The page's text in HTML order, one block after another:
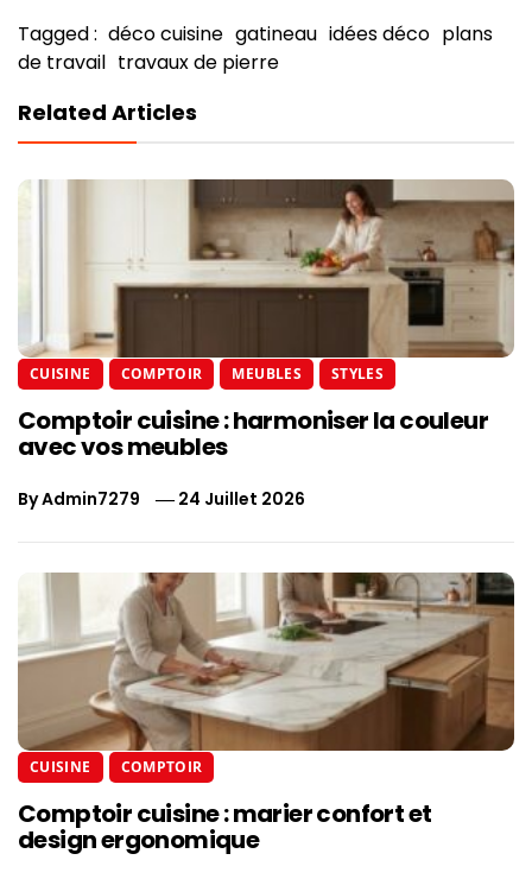
Tagged : déco cuisine gatineau idées déco plans
de travail travaux de pierre
Related Articles
CUISINE COMPTOIR MEUBLES STYLES
Comptoir cuisine : harmoniser la couleur
avec vos meubles
ByAdmin7279 24 Juillet 2026
CUISINE COMPTOIR
Comptoir cuisine : marier confort et
design ergonomique